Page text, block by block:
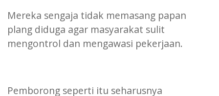
Mereka sengaja tidak memasang papan
plang diduga agar masyarakat sulit
mengontrol dan mengawasi pekerjaan.
Pemborong seperti itu seharusnya